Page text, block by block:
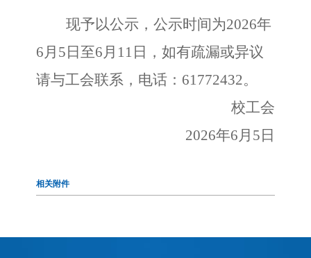
现予以公示，公示时间为2026年
6月5日至6月11日，如有疏漏或异议
请与工会联系，电话： 61772432。
校工会
2026年6月 5 日
相关附件